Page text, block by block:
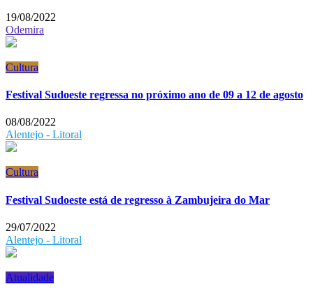
19/08/2022
Odemira
Cultura
Festival Sudoeste regressa no próximo ano de 09 a 12 de agosto
08/08/2022
Alentejo - Litoral
Cultura
Festival Sudoeste está de regresso à Zambujeira do Mar
29/07/2022
Alentejo - Litoral
Atualidade